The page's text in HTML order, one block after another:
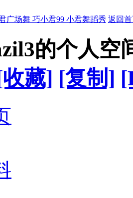
广场舞 巧小君99 小君舞蹈秀 返回
的个人空
藏] [复制]